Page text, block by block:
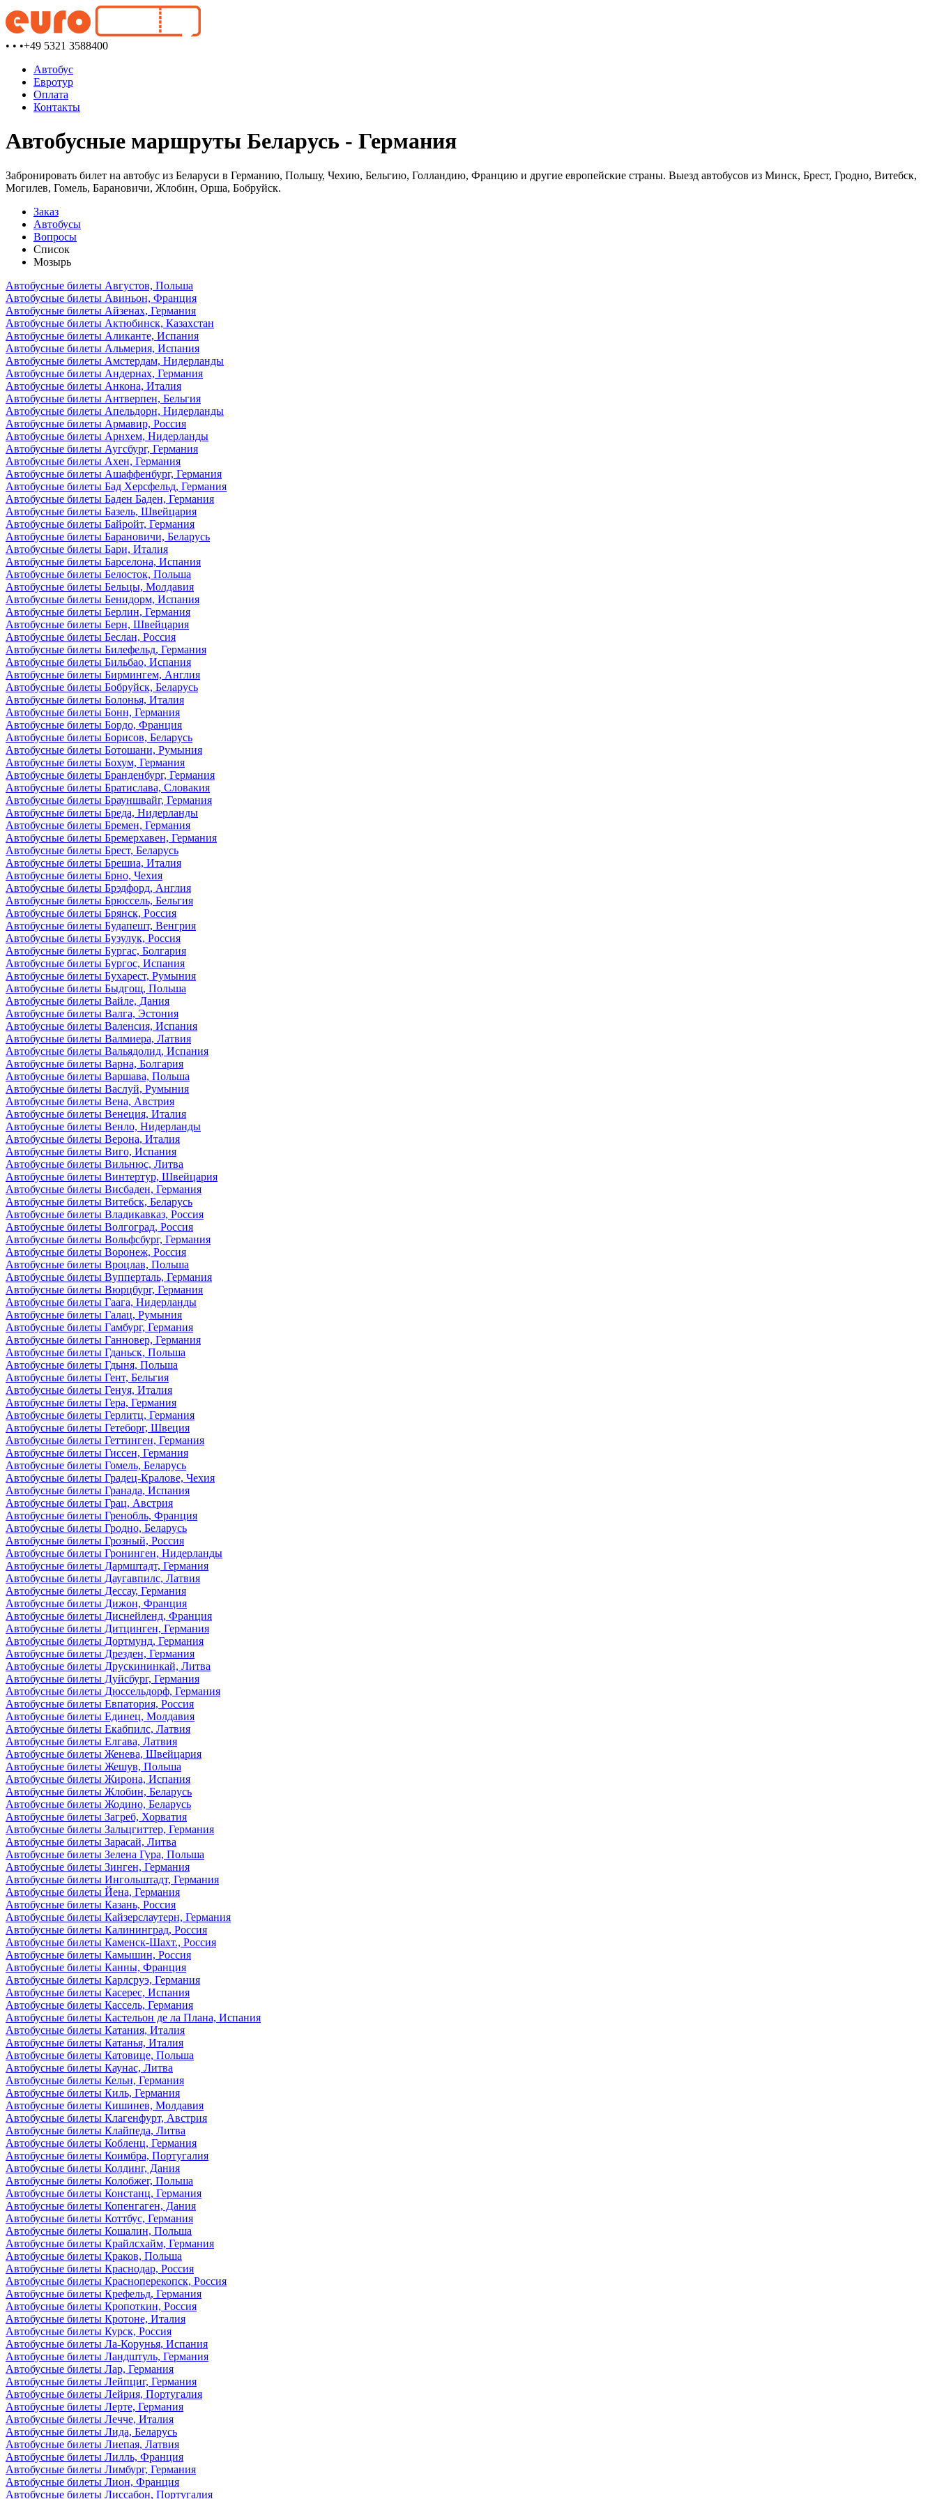
• • •+49 5321 3588400
Автобус
Евротур
Оплата
Контакты
Автобусные маршруты Беларусь - Германия
Забронировать билет на автобус из Беларуси в Германию, Польшу, Чехию, Бельгию, Голландию, Францию и другие европейские страны. Выезд автобусов из Минск, Брест, Гродно, Витебск,
Могилев, Гомель, Барановичи, Жлобин, Орша, Бобруйск.
Заказ
Автобусы
Вопросы
Список
Мозырь
Автобусные билеты Августов, Польша
Автобусные билеты Авиньон, Франция
Автобусные билеты Айзенах, Германия
Автобусные билеты Актюбинск, Казахстан
Автобусные билеты Аликанте, Испания
Автобусные билеты Альмерия, Испания
Автобусные билеты Амстердам, Нидерланды
Автобусные билеты Андернах, Германия
Автобусные билеты Анкона, Италия
Автобусные билеты Антверпен, Бельгия
Автобусные билеты Апельдорн, Нидерланды
Автобусные билеты Армавир, Россия
Автобусные билеты Арнхем, Нидерланды
Автобусные билеты Аугсбург, Германия
Автобусные билеты Ахен, Германия
Автобусные билеты Ашаффенбург, Германия
Автобусные билеты Бад Херсфельд, Германия
Автобусные билеты Баден Баден, Германия
Автобусные билеты Базель, Швейцария
Автобусные билеты Байройт, Германия
Автобусные билеты Барановичи, Беларусь
Автобусные билеты Бари, Италия
Автобусные билеты Барселона, Испания
Автобусные билеты Белосток, Польша
Автобусные билеты Бельцы, Молдавия
Автобусные билеты Бенидорм, Испания
Автобусные билеты Берлин, Германия
Автобусные билеты Берн, Швейцария
Автобусные билеты Беслан, Россия
Автобусные билеты Билефельд, Германия
Автобусные билеты Бильбао, Испания
Автобусные билеты Бирмингем, Англия
Автобусные билеты Бобруйск, Беларусь
Автобусные билеты Болонья, Италия
Автобусные билеты Бонн, Германия
Автобусные билеты Бордо, Франция
Автобусные билеты Борисов, Беларусь
Автобусные билеты Ботошани, Румыния
Автобусные билеты Бохум, Германия
Автобусные билеты Бранденбург, Германия
Автобусные билеты Братислава, Словакия
Автобусные билеты Брауншвайг, Германия
Автобусные билеты Бреда, Нидерланды
Автобусные билеты Бремен, Германия
Автобусные билеты Бремерхавен, Германия
Автобусные билеты Брест, Беларусь
Автобусные билеты Брешиа, Италия
Автобусные билеты Брно, Чехия
Автобусные билеты Брэдфорд, Англия
Автобусные билеты Брюссель, Бельгия
Автобусные билеты Брянск, Россия
Автобусные билеты Будапешт, Венгрия
Автобусные билеты Бузулук, Россия
Автобусные билеты Бургас, Болгария
Автобусные билеты Бургос, Испания
Автобусные билеты Бухарест, Румыния
Автобусные билеты Быдгощ, Польша
Автобусные билеты Вайле, Дания
Автобусные билеты Валга, Эстония
Автобусные билеты Валенсия, Испания
Автобусные билеты Валмиера, Латвия
Автобусные билеты Вальядолид, Испания
Автобусные билеты Варна, Болгария
Автобусные билеты Варшава, Польша
Автобусные билеты Васлуй, Румыния
Автобусные билеты Вена, Австрия
Автобусные билеты Венеция, Италия
Автобусные билеты Венло, Нидерланды
Автобусные билеты Верона, Италия
Автобусные билеты Виго, Испания
Автобусные билеты Вильнюс, Литва
Автобусные билеты Винтертур, Швейцария
Автобусные билеты Висбаден, Германия
Автобусные билеты Витебск, Беларусь
Автобусные билеты Владикавказ, Россия
Автобусные билеты Волгоград, Россия
Автобусные билеты Вольфсбург, Германия
Автобусные билеты Воронеж, Россия
Автобусные билеты Вроцлав, Польша
Автобусные билеты Вупперталь, Германия
Автобусные билеты Вюрцбург, Германия
Автобусные билеты Гаага, Нидерланды
Автобусные билеты Галац, Румыния
Автобусные билеты Гамбург, Германия
Автобусные билеты Ганновер, Германия
Автобусные билеты Гданьск, Польша
Автобусные билеты Гдыня, Польша
Автобусные билеты Гент, Бельгия
Автобусные билеты Генуя, Италия
Автобусные билеты Гера, Германия
Автобусные билеты Герлитц, Германия
Автобусные билеты Гетеборг, Швеция
Автобусные билеты Геттинген, Германия
Автобусные билеты Гиссен, Германия
Автобусные билеты Гомель, Беларусь
Автобусные билеты Градец-Кралове, Чехия
Автобусные билеты Гранада, Испания
Автобусные билеты Грац, Австрия
Автобусные билеты Гренобль, Франция
Автобусные билеты Гродно, Беларусь
Автобусные билеты Грозный, Россия
Автобусные билеты Гронинген, Нидерланды
Автобусные билеты Дармштадт, Германия
Автобусные билеты Даугавпилс, Латвия
Автобусные билеты Дессау, Германия
Автобусные билеты Дижон, Франция
Автобусные билеты Диснейленд, Франция
Автобусные билеты Дитцинген, Германия
Автобусные билеты Дортмунд, Германия
Автобусные билеты Дрезден, Германия
Автобусные билеты Друскининкай, Литва
Автобусные билеты Дуйсбург, Германия
Автобусные билеты Дюссельдорф, Германия
Автобусные билеты Евпатория, Россия
Автобусные билеты Единец, Молдавия
Автобусные билеты Екабпилс, Латвия
Автобусные билеты Елгава, Латвия
Автобусные билеты Женева, Швейцария
Автобусные билеты Жешув, Польша
Автобусные билеты Жирона, Испания
Автобусные билеты Жлобин, Беларусь
Автобусные билеты Жодино, Беларусь
Автобусные билеты Загреб, Хорватия
Автобусные билеты Зальцгиттер, Германия
Автобусные билеты Зарасай, Литва
Автобусные билеты Зелена Гура, Польша
Автобусные билеты Зинген, Германия
Автобусные билеты Ингольштадт, Германия
Автобусные билеты Йена, Германия
Автобусные билеты Казань, Россия
Автобусные билеты Кайзерслаутерн, Германия
Автобусные билеты Калининград, Россия
Автобусные билеты Каменск-Шахт., Россия
Автобусные билеты Камышин, Россия
Автобусные билеты Канны, Франция
Автобусные билеты Карлсруэ, Германия
Автобусные билеты Касерес, Испания
Автобусные билеты Кассель, Германия
Автобусные билеты Кастельон де ла Плана, Испания
Автобусные билеты Катания, Италия
Автобусные билеты Катанья, Италия
Автобусные билеты Катовице, Польша
Автобусные билеты Каунас, Литва
Автобусные билеты Кельн, Германия
Автобусные билеты Киль, Германия
Автобусные билеты Кишинев, Молдавия
Автобусные билеты Клагенфурт, Австрия
Автобусные билеты Клайпеда, Литва
Автобусные билеты Кобленц, Германия
Автобусные билеты Коимбра, Португалия
Автобусные билеты Колдинг, Дания
Автобусные билеты Колобжег, Польша
Автобусные билеты Констанц, Германия
Автобусные билеты Копенгаген, Дания
Автобусные билеты Коттбус, Германия
Автобусные билеты Кошалин, Польша
Автобусные билеты Крайлсхайм, Германия
Автобусные билеты Краков, Польша
Автобусные билеты Краснодар, Россия
Автобусные билеты Красноперекопск, Россия
Автобусные билеты Крефельд, Германия
Автобусные билеты Кропоткин, Россия
Автобусные билеты Кротоне, Италия
Автобусные билеты Курск, Россия
Автобусные билеты Ла-Корунья, Испания
Автобусные билеты Ландштуль, Германия
Автобусные билеты Лар, Германия
Автобусные билеты Лейпциг, Германия
Автобусные билеты Лейрия, Португалия
Автобусные билеты Лерте, Германия
Автобусные билеты Лечче, Италия
Автобусные билеты Лида, Беларусь
Автобусные билеты Лиепая, Латвия
Автобусные билеты Лилль, Франция
Автобусные билеты Лимбург, Германия
Автобусные билеты Лион, Франция
Автобусные билеты Лиссабон, Португалия